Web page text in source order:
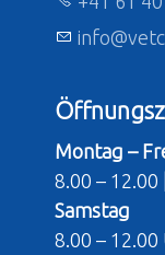
nf
v tc
Montag –
8.00 – 12.00
Samstag
8.00 – 12.00